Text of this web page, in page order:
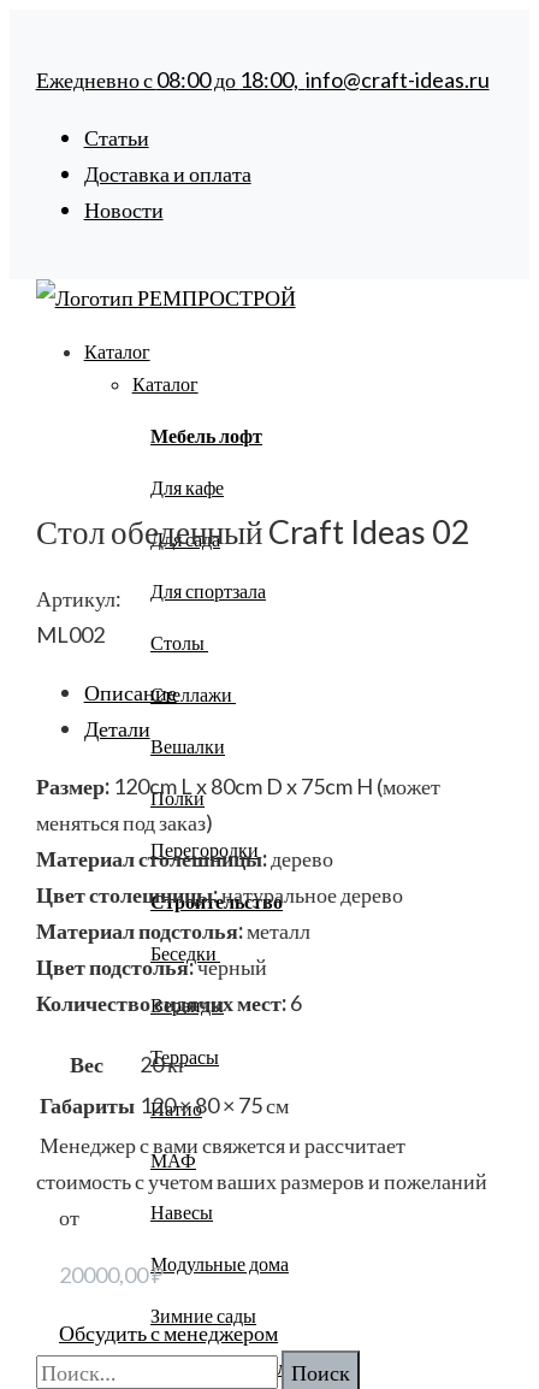
Ежедневно с08:00до 18:00, info@craft-ideas.ru
Статьи
Доставка и оплата
Новости
Каталог
Каталог
Мебель лофт
Для кафе
Для сада
Для спортзала
Столы
Стеллажи
Вешалки
Полки
Перегородки
Строительство
Беседки
Веранды
Террасы
Патио
МАФ
Навесы
Модульные дома
Зимние сады
Спортивные площадки
Стол обеденный Craft Ideas 02
Артикул:
ML002
Описание
Детали
Размер:120cm L x 80cm D x 75cm H (может
меняться под заказ)
Материал столешницы:дерево
Цвет столешницы:натуральное дерево
Материал подстолья:металл
Цвет подстолья:черный
Количество сидячих мест:6
Вес
20 кг
Габариты 120 × 80 × 75 см
Менеджер с вами свяжется и рассчитает
стоимость с учетом ваших размеров и пожеланий
от
20000,00₽
Обсудить с менеджером
Найти: